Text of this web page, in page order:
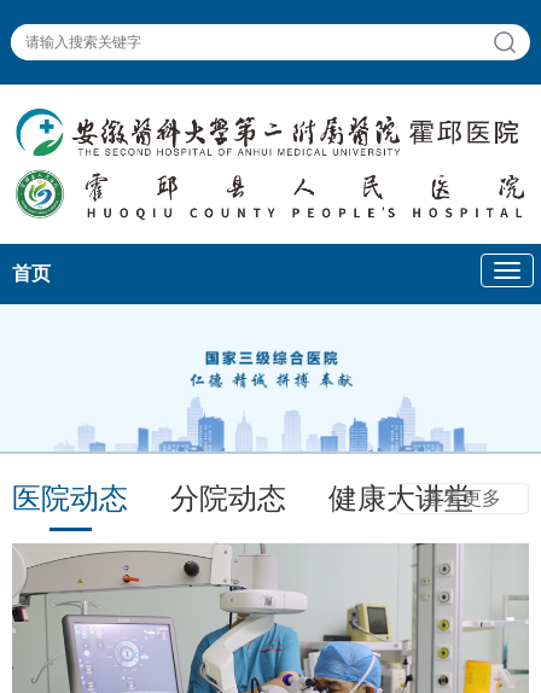
首页
医院动态 分院动态 健康大讲堂
查看更多